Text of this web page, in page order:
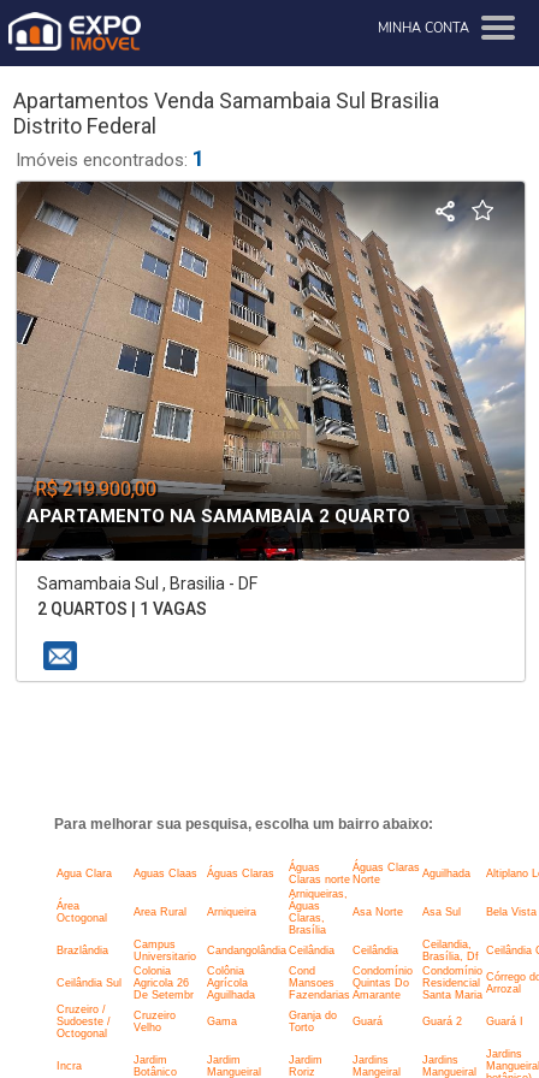
MINHA CONTA
Apartamentos Venda Samambaia Sul Brasilia
Distrito Federal
Imóveis encontrados: 1
R$ 219.900,00
APARTAMENTO NA SAMAMBAIA 2 QUARTO
Samambaia Sul , Brasilia - DF
2 QUARTOS | 1 VAGAS
Para melhorar sua pesquisa, escolha um bairro abaixo:
Agua Clara Aguas Claas Águas Claras
Águas
Claras norte
Águas Claras
Norte
Aguilhada Altiplano
Área
Octogonal
Area Rural Arniqueira
Arniqueiras,
Águas
Claras,
Brasília
Asa Norte Asa Sul Bela Vista
Brazlândia
Campus
Universitario
Candangolândia Ceilândia Ceilândia
Ceilandia,
Brasília, Df
Ceilândia
Ceilândia Sul
Colonia
Agricola 26
De Setembr
Colônia
Agrícola
Aguilhada
Cond
Mansoes
Fazendarias
Condomínio
Quintas Do
Amarante
Condomínio
Residencial
Santa Maria
Córrego
Arrozal
Cruzeiro /
Sudoeste /
Octogonal
Cruzeiro
Velho
Gama
Granja do
Torto
Guará Guará 2 Guará I
Incra
Jardim
Botânico
Jardim
Mangueiral
Jardim
Roriz
Jardins
Mangeiral
Jardins
Mangueiral
Jardins